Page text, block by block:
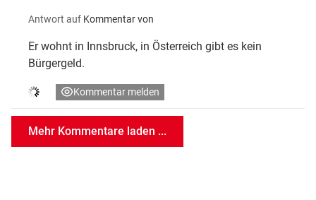
Antwort auf Kommentar von
Er wohnt in Innsbruck, in Österreich gibt es kein
Bürgergeld.
Kommentar melden
Mehr Kommentare laden ...